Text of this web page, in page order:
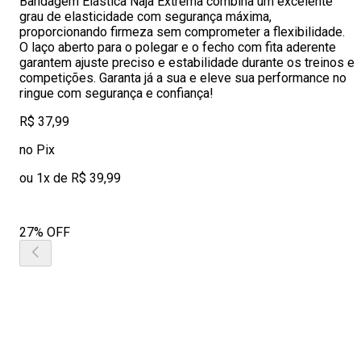
grau de elasticidade com segurança máxima,
proporcionando firmeza sem comprometer a flexibilidade.
O laço aberto para o polegar e o fecho com fita aderente
garantem ajuste preciso e estabilidade durante os treinos e
competições. Garanta já a sua e eleve sua performance no
ringue com segurança e confiança!
R$ 37,99
no Pix
ou 1x de R$ 39,99
27% OFF